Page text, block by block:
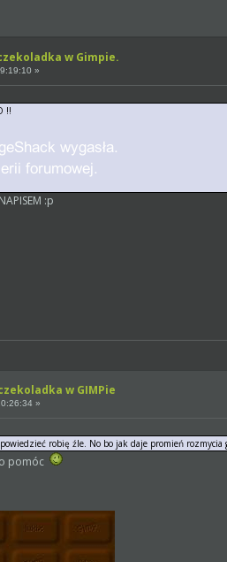
w Gimpie.
»
!!
:p
w GIMPie
»
robię źle. No bo jak daje promień
pomóc